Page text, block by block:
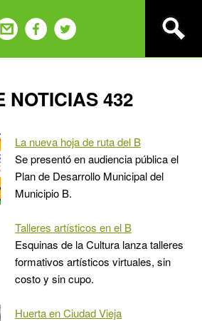
NOTICIAS 432
La nueva hoja de ruta del B
Se presentó en audiencia pública el
Plan de Desarrollo Municipal del
Municipio B.
Talleres artísticos en el B
Esquinas de la Cultura lanza talleres
formativos artísticos virtuales, sin
costo y sin cupo.
Huerta en Ciudad Vieja